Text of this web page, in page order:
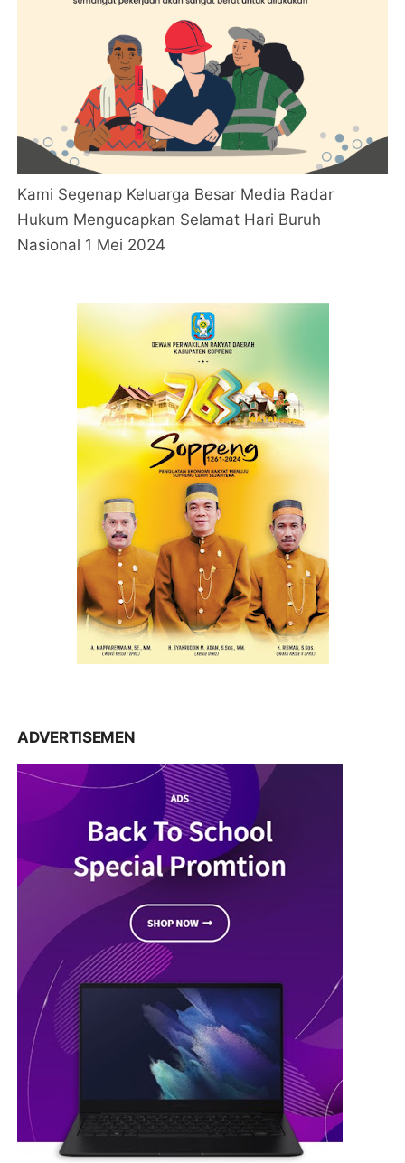
Kami Segenap Keluarga Besar Media Radar
Hukum Mengucapkan Selamat Hari Buruh
Nasional 1 Mei 2024
ADVERTISEMEN